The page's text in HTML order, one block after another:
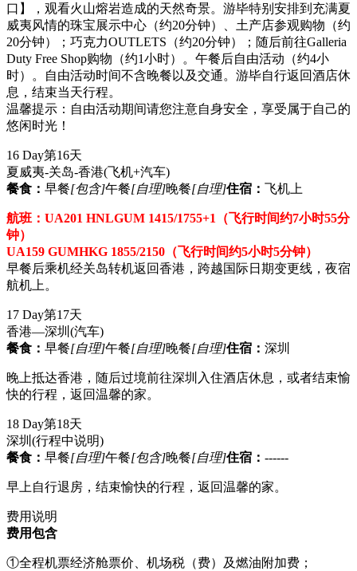
口】，观看火山熔岩造成的天然奇景。游毕特别安排到充满夏
威夷风情的珠宝展示中心（约20分钟）、土产店参观购物（约
20分钟）；巧克力OUTLETS（约20分钟）；随后前往Galleria
Duty Free Shop购物（约1小时）。午餐后自由活动（约4小
时）。自由活动时间不含晚餐以及交通。游毕自行返回酒店休
息，结束当天行程。
温馨提示：自由活动期间请您注意自身安全，享受属于自己的
悠闲时光！
16 Day第16天
夏威夷-关岛-香港(飞机+汽车)
餐食： 早餐[包含]午餐[自理]晚餐[自理]住宿： 飞机上
航班：UA201 HNLGUM 1415/1755+1（飞行时间约7小时55分
钟）
UA159 GUMHKG 1855/2150（飞行时间约5小时5分钟）
早餐后乘机经关岛转机返回香港，跨越国际日期变更线，夜宿
航机上。
17 Day第17天
香港—深圳 (汽车)
餐食： 早餐[自理]午餐[自理]晚餐[自理]住宿： 深圳
晚上抵达香港，随后过境前往深圳入住酒店休息，或者结束愉
快的行程，返回温馨的家。
18 Day第18天
深圳 (行程中说明)
餐食： 早餐[自理]午餐[包含]晚餐[自理]住宿： ------
早上自行退房，结束愉快的行程，返回温馨的家。
费用说明
费用包含
①全程机票经济舱票价、机场税（费）及燃油附加费；